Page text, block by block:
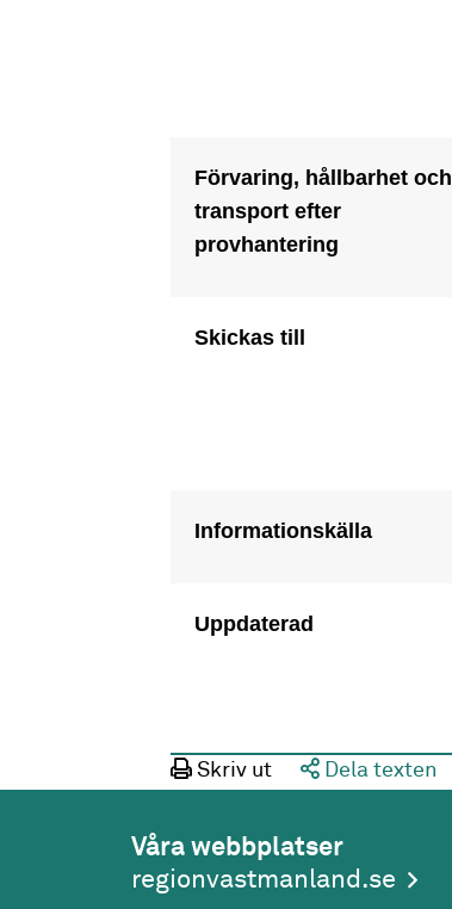
Förvaring, hållbarhet och
transport efter
provhantering
Skickas till
Informationskälla
Uppdaterad
Skriv ut Dela texten
Våra webbplatser
regionvastmanland.se